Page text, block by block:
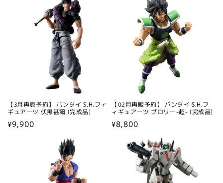
【3月再販予約】 バンダイ S.H.フィ
ギュアーツ 伏黒甚爾 (完成品)
通
¥9,900
【02月再販予約】 バンダイ S.H.フ
ィギュアーツ ブロリー-超- (完成品)
通
¥8,800